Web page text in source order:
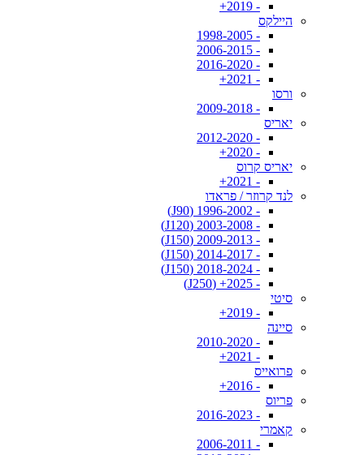
- 2019+
היילקס
- 1998-2005
- 2006-2015
- 2016-2020
- 2021+
ורסו
- 2009-2018
יאריס
- 2012-2020
- 2020+
יאריס קרוס
- 2021+
לנד קרוזר / פראדו
- 1996-2002 (J90)
- 2003-2008 (J120)
- 2009-2013 (J150)
- 2014-2017 (J150)
- 2018-2024 (J150)
- 2025+ (J250)
סיטי
- 2019+
סיינה
- 2010-2020
- 2021+
פרואייס
- 2016+
פריוס
- 2016-2023
קאמרי
- 2006-2011